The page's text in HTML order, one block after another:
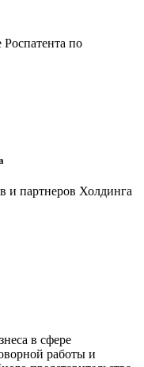
по
и партнеров Холдинга
в сфере
работы и